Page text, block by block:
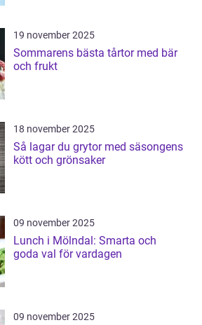
19 november 2025
Sommarens bästa tårtor med bär
och frukt
18 november 2025
Så lagar du grytor med säsongens
kött och grönsaker
09 november 2025
Lunch i Mölndal: Smarta och
goda val för vardagen
09 november 2025